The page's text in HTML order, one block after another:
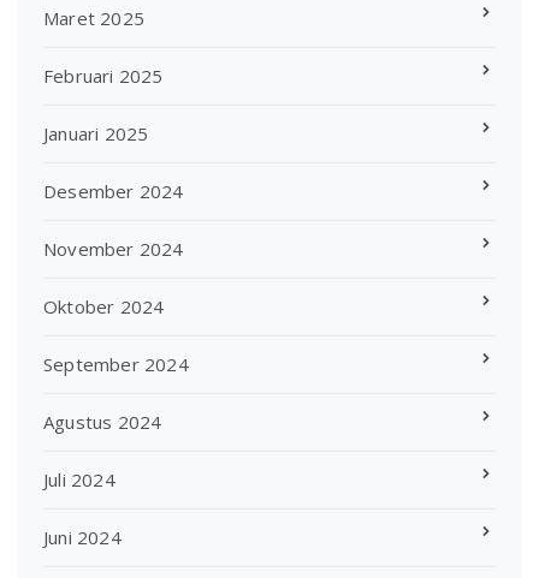
Maret 2025
Februari 2025
Januari 2025
Desember 2024
November 2024
Oktober 2024
September 2024
Agustus 2024
Juli 2024
Juni 2024